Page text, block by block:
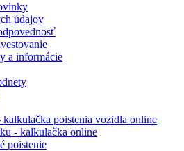
údajov
a informácie
kalkulačka poistenia vozidla online
- kalkulačka online
poistenie